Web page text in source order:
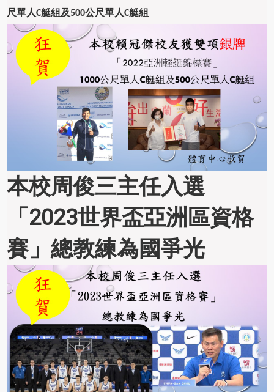
尺單人C艇組及500公尺單人C艇組
本校周俊三主任入選
「2023世界盃亞洲區資格
賽」總教練為國爭光